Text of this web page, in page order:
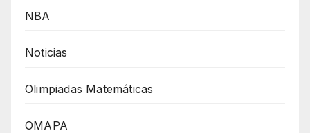
NBA
Noticias
Olimpiadas Matemáticas
OMAPA